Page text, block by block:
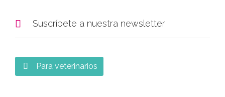
 Suscríbete a nuestra newsletter
 Para veterinarios